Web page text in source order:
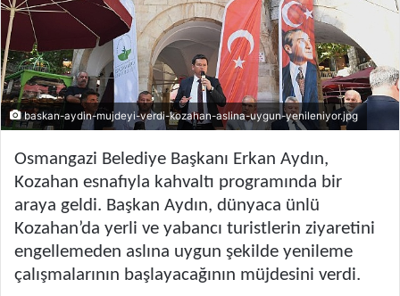
baskan-aydin-mujdeyi-verdi-kozahan-aslina-uygun-yenileniyor.jpg
Osmangazi Belediye Başkanı Erkan Aydın,
Kozahan esnafıyla kahvaltı programında bir
araya geldi. Başkan Aydın, dünyaca ünlü
Kozahan’da yerli ve yabancı turistlerin ziyaretini
engellemeden aslına uygun şekilde yenileme
çalışmalarının başlayacağının müjdesini verdi.